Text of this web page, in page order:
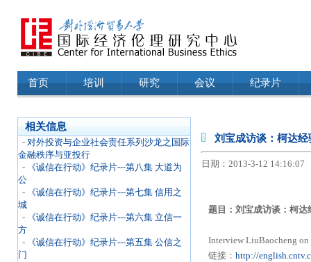
首页 培训 研究 会议 纪录片
相关信息
- 对外投资与企业社会责任系列沙龙之国际
金融秩序与亚投行
-
《诚信在行动》纪录片---第八集 大道为
公
-
《诚信在行动》纪录片---第七集 信用之
城
-
《诚信在行动》纪录片---第六集 立信一
方
-
《诚信在行动》纪录片---第五集 公信之
门
刘宝成访谈：柯达经
日期：2013-3-12 14:16:07
题目：刘宝成访谈：柯达
Interview LiuBaocheng
链接： http://